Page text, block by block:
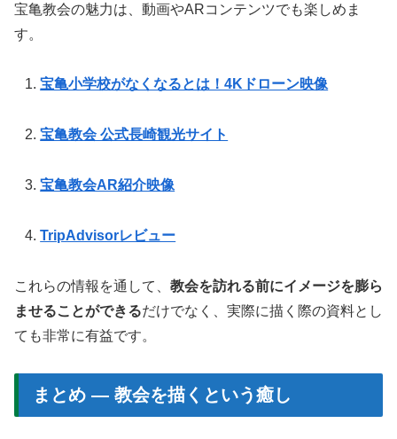
宝亀教会の魅力は、動画やARコンテンツでも楽しめま
す。
宝亀小学校がなくなるとは！4Kドローン映像
宝亀教会 公式長崎観光サイト
宝亀教会AR紹介映像
TripAdvisorレビュー
これらの情報を通して、 教会を訪れる前にイメージを膨ら
ませることができるだけでなく、実際に描く際の資料とし
ても非常に有益です。
まとめ — 教会を描くという癒し